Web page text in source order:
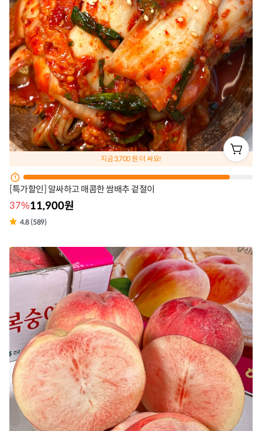
지금3,700원 더 싸요!
[특가할인] 알싸하고 매콤한 쌈배추 겉절이
37%11,900원
4.8 (589)